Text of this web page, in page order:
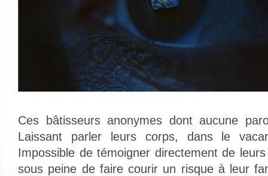
Ces bâtisseurs anonymes dont aucune
Laissant parler leurs corps, dans le
Impossible de témoigner directement de
sous peine de faire courir un risque à leur